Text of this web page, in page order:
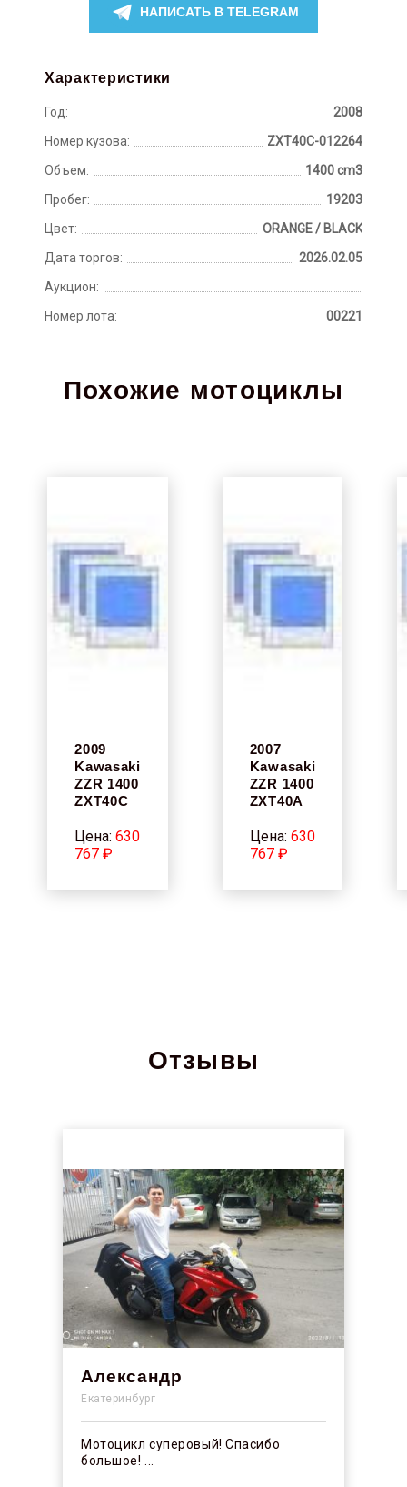
НАПИСАТЬ В TELEGRAM
Характеристики
Год:
2008
Номер кузова:
ZXT40C-012264
Объем:
1400 cm3
Пробег:
19203
Цвет:
ORANGE / BLACK
Дата торгов:
2026.02.05
Аукцион:
Номер лота:
00221
Похожие мотоциклы
2009
Kawasaki
ZZR 1400
ZXT40C
Цена:630
767 ₽
2007
Kawasaki
ZZR 1400
ZXT40A
Цена: 630
767 ₽
Отзывы
Александр
Екатеринбург
Мотоцикл суперовый! Спасибо
большое! ...